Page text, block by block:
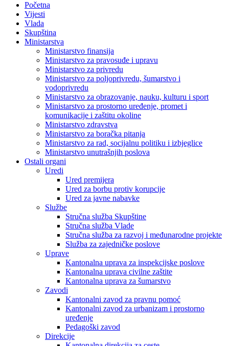
Početna
Vijesti
Vlada
Skupština
Ministarstva
Ministarstvo finansija
Ministarstvo za pravosuđe i upravu
Ministarstvo za privredu
Ministarstvo za poljoprivredu, šumarstvo i
vodoprivredu
Ministarstvo za obrazovanje, nauku, kulturu i sport
Ministarstvo za prostorno uređenje, promet i
komunikacije i zaštitu okoline
Ministarstvo zdravstva
Ministarstvo za boračka pitanja
Ministarstvo za rad, socijalnu politiku i izbjeglice
Ministarstvo unutrašnjih poslova
Ostali organi
Uredi
Ured premijera
Ured za borbu protiv korupcije
Ured za javne nabavke
Službe
Stručna služba Skupštine
Stručna služba Vlade
Stručna služba za razvoj i međunarodne projekte
Služba za zajedničke poslove
Uprave
Kantonalna uprava za inspekcijske poslove
Kantonalna uprava civilne zaštite
Kantonalna uprava za šumarstvo
Zavodi
Kantonalni zavod za pravnu pomoć
Kantonalni zavod za urbanizam i prostorno
uređenje
Pedagoški zavod
Direkcije